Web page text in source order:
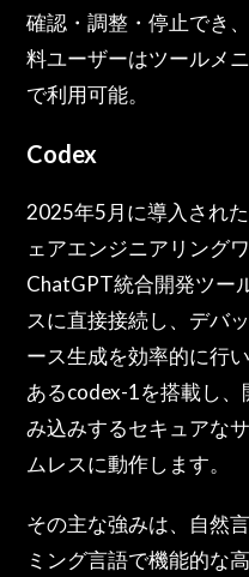
確認・調整・停止でき
料ユーザーはツールメ
で利用可能。
Codex
2025年5月に導入され
ェアエンジニアリング
ChatGPT統合開発ツー
スに直接接続し、デバ
ース生成を効率的に行
あるcodex-1を搭載し
み込みするセキュアな
ムレスに動作します。
その主な強みは、自然
ミング言語で機能的な